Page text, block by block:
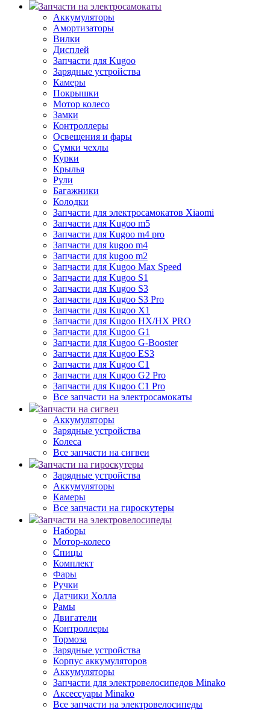
Запчасти на электросамокаты
Аккумуляторы
Амортизаторы
Вилки
Дисплей
Запчасти для Kugoo
Зарядные устройства
Камеры
Покрышки
Мотор колесо
Замки
Контроллеры
Освещения и фары
Сумки чехлы
Курки
Крылья
Рули
Багажники
Колодки
Запчасти для электросамокатов Xiaomi
Запчасти для Kugoo m5
Запчасти для Кugoo m4 pro
Запчасти для kugoo m4
Запчасти для kugoo m2
Запчасти для Kugoo Max Speed
Запчасти для Kugoo S1
Запчасти для Kugoo S3
Запчасти для Kugoo S3 Pro
Запчасти для Kugoo X1
Запчасти для Kugoo HX/HX PRO
Запчасти для Kugoo G1
Запчасти для Kugoo G-Booster
Запчасти для Kugoo ES3
Запчасти для Kugoo C1
Запчасти для Kugoo G2 Pro
Запчасти для Kugoo C1 Pro
Все запчасти на электросамокаты
Запчасти на сигвеи
Аккумуляторы
Зарядные устройства
Колеса
Все запчасти на сигвеи
Запчасти на гироскутеры
Зарядные устройства
Аккумуляторы
Камеры
Все запчасти на гироскутеры
Запчасти на электровелосипеды
Наборы
Мотор-колесо
Спицы
Комплект
Фары
Ручки
Датчики Холла
Рамы
Двигатели
Контроллеры
Тормоза
Зарядные устройства
Корпус аккумуляторов
Аккумуляторы
Запчасти для электровелосипедов Minako
Аксессуары Minako
Все запчасти на электровелосипеды